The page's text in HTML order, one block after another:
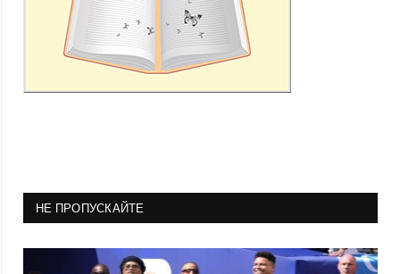
НЕ ПРОПУСКАЙТЕ